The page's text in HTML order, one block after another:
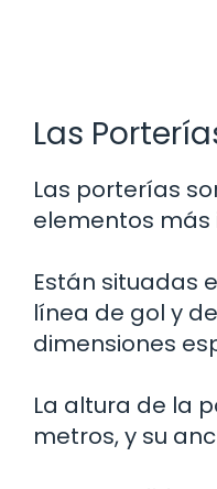
Las
Las porterías
elementos más
Están situadas
línea de gol y
dimensiones
La altura de la
metros, y su